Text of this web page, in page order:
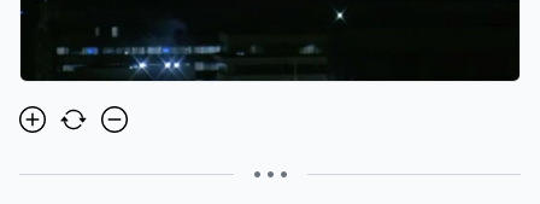
• • •